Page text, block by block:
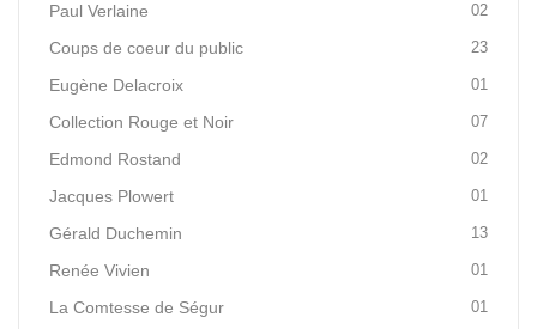
Paul Verlaine 02
Coups de coeur du public 23
Eugène Delacroix 01
Collection Rouge et Noir 07
Edmond Rostand 02
Jacques Plowert 01
Gérald Duchemin 13
Renée Vivien 01
La Comtesse de Ségur 01